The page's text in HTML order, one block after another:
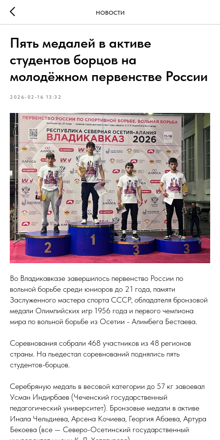
НОВОСТИ
Пять медалей в активе
студентов борцов на
молодёжном первенстве России
2026-02-16 13:32
Во Владикавказе завершилось первенство России по
вольной борьбе среди юниоров до 21 года, памяти
Заслуженного мастера спорта СССР, обладателя бронзовой
медали Олимпийских игр 1956 года и первого чемпиона
мира по вольной борьбе из Осетии - Алимбега Бестаева.
Соревнования собрали 468 участников из 48 регионов
страны. На пьедестал соревнований поднялись пять
студентов-борцов.
Серебряную медаль в весовой категории до 57 кг завоевал
Усман Индирбаев (Чеченский государственный
педагогический университет). Бронзовые медали в активе
Инала Чельдиева, Арсена Кочиева, Георгия Абаева, Артура
Бекоева (все — Северо-Осетинский государственный